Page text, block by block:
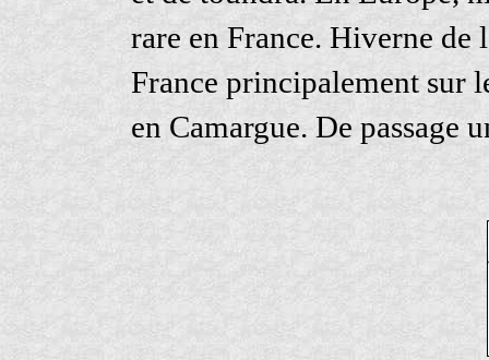
rare en France. Hiverne de
France principalement sur
en Camargue. De passage